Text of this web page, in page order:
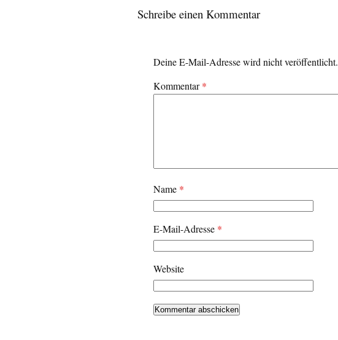
Schreibe einen Kommentar
Deine E-Mail-Adresse wird nicht veröffentlicht.
Kommentar*
Name *
E-Mail-Adresse *
Website